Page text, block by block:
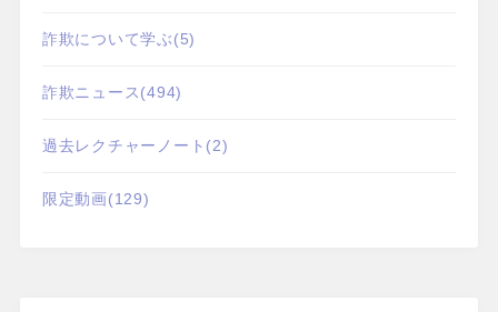
詐欺について学ぶ(5)
詐欺ニュース(494)
過去レクチャーノート (2)
限定動画(129)